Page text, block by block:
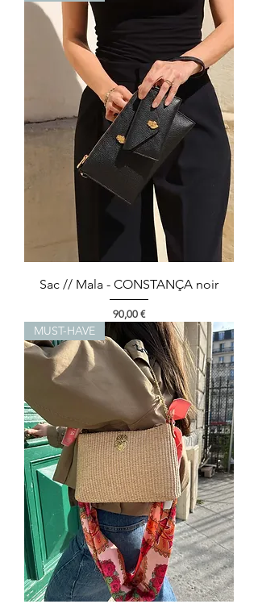
Sac // Mala - CONSTANÇA noir
Preço
90,00 €
MUST-HAVE